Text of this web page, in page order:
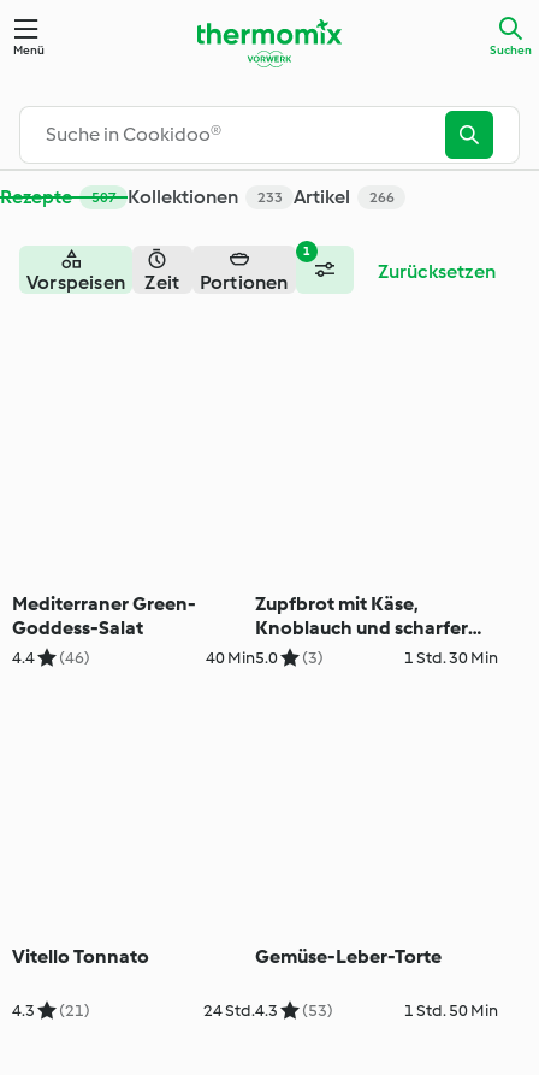
Menü Suchen
Rezepte 507 Kollektionen 233 Artikel 266
1
Vorspeisen Zeit Portionen Zurücksetzen
Mediterraner Green-
Goddess-Salat
4.4 (46) 40 Min
Zupfbrot mit Käse,
Knoblauch und scharfer
Salami
5.0 (3) 1 Std. 30 Min
Vitello Tonnato
4.3 (21) 24 Std.
Gemüse-Leber-Torte
4.3 (53) 1 Std. 50 Min
Suche - Cookidoo® – das offizielle Thermomix®-Rezept-